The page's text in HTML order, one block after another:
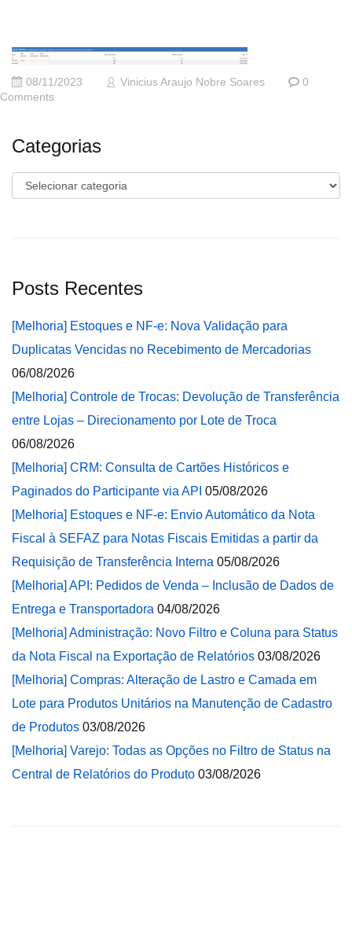
08/11/2023 Vinicius Araujo Nobre Soares
0
Comments
Categorias
Categorias
Posts Recentes
[Melhoria] Estoques e NF-e: Nova Validação para
Duplicatas Vencidas no Recebimento de Mercadorias
06/08/2026
[Melhoria] Controle de Trocas: Devolução de Transferência
entre Lojas – Direcionamento por Lote de Troca
06/08/2026
[Melhoria] CRM: Consulta de Cartões Históricos e
Paginados do Participante via API 05/08/2026
[Melhoria] Estoques e NF-e: Envio Automático da Nota
Fiscal à SEFAZ para Notas Fiscais Emitidas a partir da
Requisição de Transferência Interna 05/08/2026
[Melhoria] API: Pedidos de Venda – Inclusão de Dados de
Entrega e Transportadora 04/08/2026
[Melhoria] Administração: Novo Filtro e Coluna para Status
da Nota Fiscal na Exportação de Relatórios 03/08/2026
[Melhoria] Compras: Alteração de Lastro e Camada em
Lote para Produtos Unitários na Manutenção de Cadastro
de Produtos 03/08/2026
[Melhoria] Varejo: Todas as Opções no Filtro de Status na
Central de Relatórios do Produto 03/08/2026